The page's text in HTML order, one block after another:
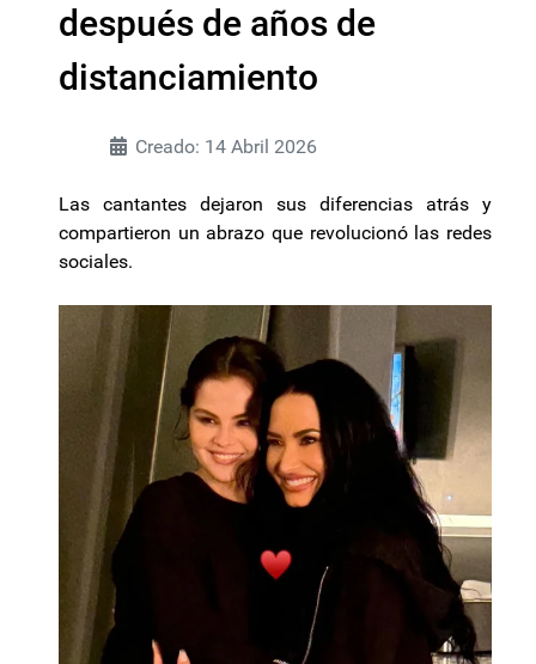
después de años de
distanciamiento
Creado: 14 Abril 2026
Las cantantes dejaron sus diferencias atrás y
compartieron un abrazo que revolucionó las redes
sociales.